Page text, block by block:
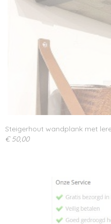
Steigerhout wandplank met
€ 50,00